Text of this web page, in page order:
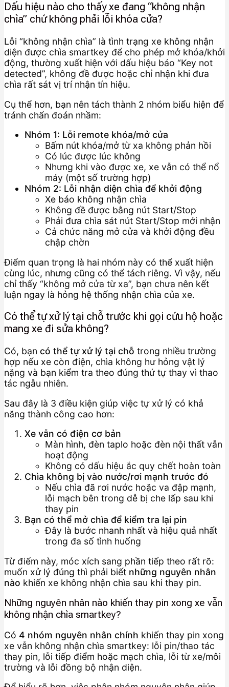
Dấu hiệu nào cho thấy xe đang “không nhận
chìa” chứ không phải lỗi khóa cửa?
Lỗi “không nhận chìa” là tình trạng xe không nhận
diện được chìa smartkey để cho phép mở khóa/khởi
động, thường xuất hiện với dấu hiệu báo “Key not
detected”, không đề được hoặc chỉ nhận khi đưa
chìa rất sát vị trí nhận tín hiệu.
Cụ thể hơn, bạn nên tách thành 2 nhóm biểu hiện để
tránh chẩn đoán nhầm:
Nhóm 1: Lỗi remote khóa/mở cửa
Bấm nút khóa/mở từ xa không phản hồi
Có lúc được lúc không
Nhưng khi vào được xe, xe vẫn có thể nổ
máy (một số trường hợp)
Nhóm 2: Lỗi nhận diện chìa để khởi động
Xe báo không nhận chìa
Không đề được bằng nút Start/Stop
Phải đưa chìa sát nút Start/Stop mới nhận
Cả chức năng mở cửa và khởi động đều
chập chờn
Điểm quan trọng là hai nhóm này có thể xuất hiện
cùng lúc, nhưng cũng có thể tách riêng. Vì vậy, nếu
chỉ thấy “không mở cửa từ xa”, bạn chưa nên kết
luận ngay là hỏng hệ thống nhận chìa của xe.
Có thể tự xử lý tại chỗ trước khi gọi cứu hộ hoặc
mang xe đi sửa không?
Có, bạn có thể tự xử lý tại chỗ trong nhiều trường
hợp nếu xe còn điện, chìa không hư hỏng vật lý
nặng và bạn kiểm tra theo đúng thứ tự thay vì thao
tác ngẫu nhiên.
Sau đây là 3 điều kiện giúp việc tự xử lý có khả
năng thành công cao hơn:
Xe vẫn có điện cơ bản
Màn hình, đèn taplo hoặc đèn nội thất vẫn
hoạt động
Không có dấu hiệu ắc quy chết hoàn toàn
Chìa không bị vào nước/rơi mạnh trước đó
Nếu chìa đã rơi nước hoặc va đập mạnh,
lỗi mạch bên trong dễ bị che lấp sau khi
thay pin
Bạn có thể mở chìa để kiểm tra lại pin
Đây là bước nhanh nhất và hiệu quả nhất
trong đa số tình huống
Từ điểm này, móc xích sang phần tiếp theo rất rõ:
muốn xử lý đúng thì phải biết những nguyên nhân
nào khiến xe không nhận chìa sau khi thay pin.
Những nguyên nhân nào khiến thay pin xong xe vẫn
không nhận chìa smartkey?
Có 4 nhóm nguyên nhân chính khiến thay pin xong
xe vẫn không nhận chìa smartkey: lỗi pin/thao tác
thay pin, lỗi tiếp điểm hoặc mạch chìa, lỗi từ xe/môi
trường và lỗi đồng bộ nhận diện.